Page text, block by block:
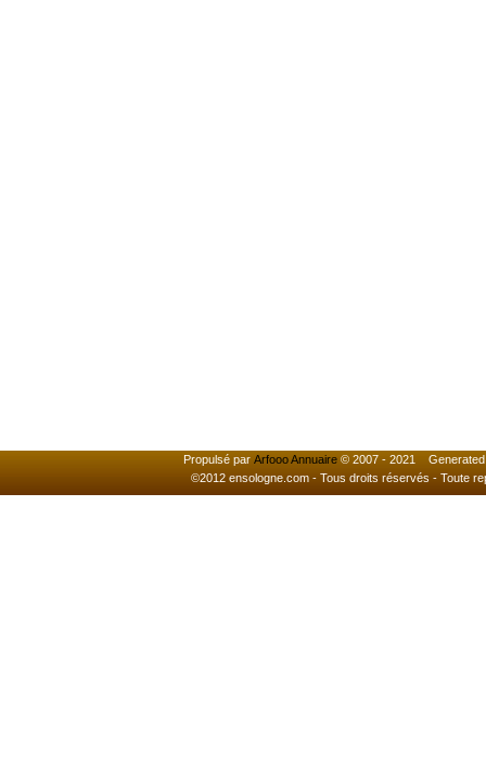
Propulsé par Arfooo Annuaire© 2007 - 2021
©2012 ensologne.com - Tous droits réservés - Toute